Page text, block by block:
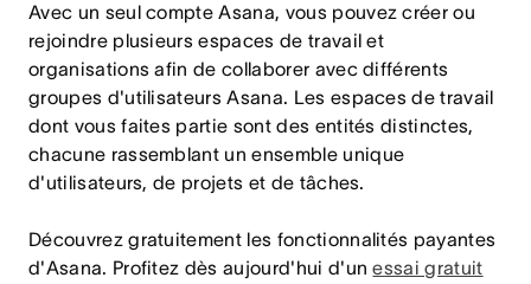
Avec un seul compte Asana, vous pouvez créer ou
rejoindre plusieurs espaces de travail et
organisations afin de collaborer avec différents
groupes d'utilisateurs Asana. Les espaces de travail
dont vous faites partie sont des entités distinctes,
chacune rassemblant un ensemble unique
d'utilisateurs, de projets et de tâches.
Découvrez gratuitement les fonctionnalités payantes
d'Asana. Profitez dès aujourd'hui d'unessai gratuit